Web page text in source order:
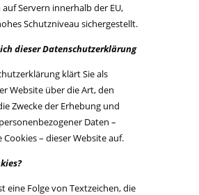
Servern innerhalb der EU,
Schutzniveau sichergestellt.
dieser Datenschutzerklärung
klärt Sie als
Website über die Art, den
Zwecke der Erhebung und
Daten –
Cookies – dieser Website auf.
eine Folge von Textzeichen, die